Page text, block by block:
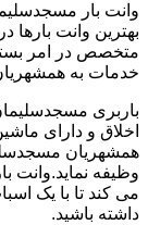
وانت بار
بهترین وانت
متخصص در امر
خدمات به
باربری
اخلاق و دارای
همشهریان
وظیفه نماید.وانت
می کند تا با یک
داشته باشید.